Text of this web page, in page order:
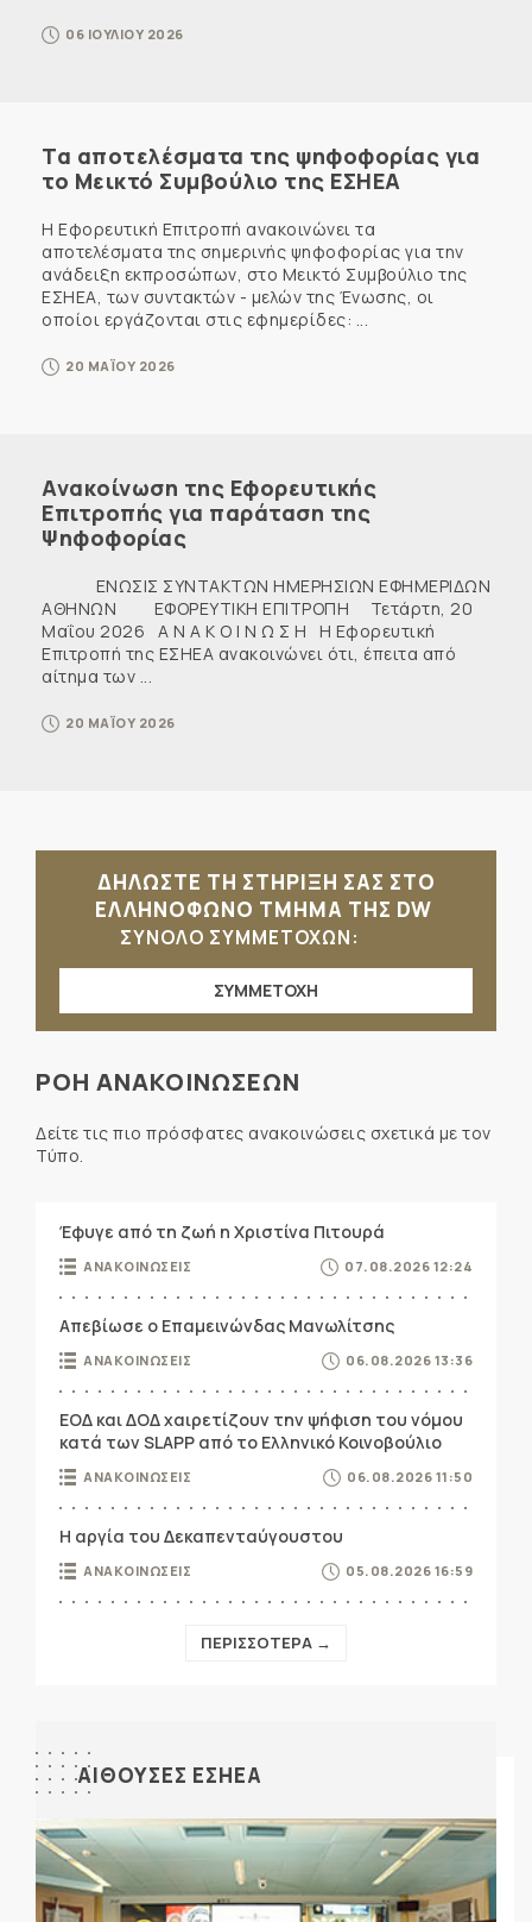
06 ΙΟΥΛΙΟΥ 2026
Τα αποτελέσματα της ψηφοφορίας για
το Μεικτό Συμβούλιο της ΕΣΗΕΑ
Η Εφορευτική Επιτροπή ανακοινώνει τα
αποτελέσματα της σημερινής ψηφοφορίας για την
ανάδειξη εκπροσώπων, στο Μεικτό Συμβούλιο της
ΕΣΗΕΑ, των συντακτών - μελών της Ένωσης, οι
οποίοι εργάζονται στις εφημερίδες: ...
20 ΜΑΪΟΥ 2026
Ανακοίνωση της Εφορευτικής
Επιτροπής για παράταση της
Ψηφοφορίας
ΕΝΩΣΙΣ ΣΥΝΤΑΚΤΩΝ ΗΜΕΡΗΣΙΩΝ ΕΦΗΜΕΡΙΔΩΝ
ΑΘΗΝΩΝ ΕΦΟΡΕΥΤΙΚΗ ΕΠΙΤΡΟΠΗ Τετάρτη, 20
Μαΐου 2026 Α Ν Α Κ Ο Ι Ν Ω Σ Η Η Εφορευτική
Επιτροπή της ΕΣΗΕΑ ανακοινώνει ότι, έπειτα από
αίτημα των ...
20 ΜΑΪΟΥ 2026
ΔΗΛΩΣΤΕ ΤΗ ΣΤΗΡΙΞΗ ΣΑΣ ΣΤΟ
ΕΛΛΗΝΟΦΩΝΟ ΤΜΗΜΑ ΤΗΣ DW
ΣΥΝΟΛΟ ΣΥΜΜΕΤΟΧΩΝ:
ΣΥΜΜΕΤΟΧΗ
ΡΟΗ ΑΝΑΚΟΙΝΩΣΕΩΝ
Δείτε τις πιο πρόσφατες ανακοινώσεις σχετικά με τον
Τύπο.
Έφυγε από τη ζωή η Χριστίνα Πιτουρά
ΑΝΑΚΟΙΝΩΣΕΙΣ 07.08.2026 12:24
Απεβίωσε ο Επαμεινώνδας Μανωλίτσης
ΑΝΑΚΟΙΝΩΣΕΙΣ 06.08.2026 13:36
ΕΟΔ και ΔΟΔ χαιρετίζουν την ψήφιση του νόμου
κατά των SLAPP από το Ελληνικό Κοινοβούλιο
ΑΝΑΚΟΙΝΩΣΕΙΣ 06.08.2026 11:50
Η αργία του Δεκαπενταύγουστου
ΑΝΑΚΟΙΝΩΣΕΙΣ 05.08.2026 16:59
ΠΕΡΙΣΣΟΤΕΡΑ →
ΑΙΘΟΥΣΕΣ ΕΣΗΕΑ